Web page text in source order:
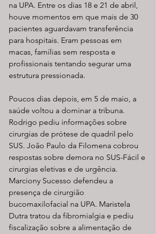
na UPA. Entre os dias 18 e 21 de abril,
houve momentos em que mais de 30
pacientes aguardavam transferência
para hospitais. Eram pessoas em
macas, famílias sem resposta e
profissionais tentando segurar uma
estrutura pressionada.
Poucos dias depois, em 5 de maio, a
saúde voltou a dominar a tribuna.
Rodrigo pediu informações sobre
cirurgias de prótese de quadril pelo
SUS. João Paulo da Filomena cobrou
respostas sobre demora no SUS-Fácil e
cirurgias eletivas e de urgência.
Marciony Sucesso defendeu a
presença de cirurgião
bucomaxilofacial na UPA. Maristela
Dutra tratou da fibromialgia e pediu
fiscalização sobre a alimentação de